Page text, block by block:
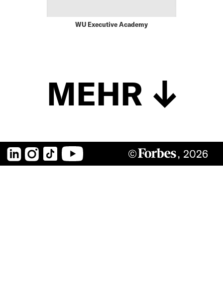
WU Executive Academy
MEHR
LinkedInInstagram
TikTok